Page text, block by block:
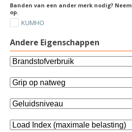
Banden van een ander merk nodig? Neem
op.
KUMHO
Andere Eigenschappen